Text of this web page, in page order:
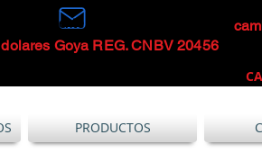
Goya REG. CNBV 20456
Inteligente
PRODUCTOS